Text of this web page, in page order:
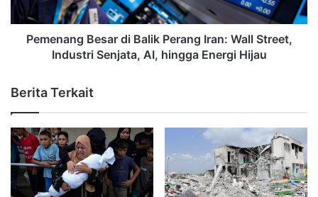
Pemenang Besar di Balik Perang Iran: Wall Street,
Industri Senjata, AI, hingga Energi Hijau
Berita Terkait